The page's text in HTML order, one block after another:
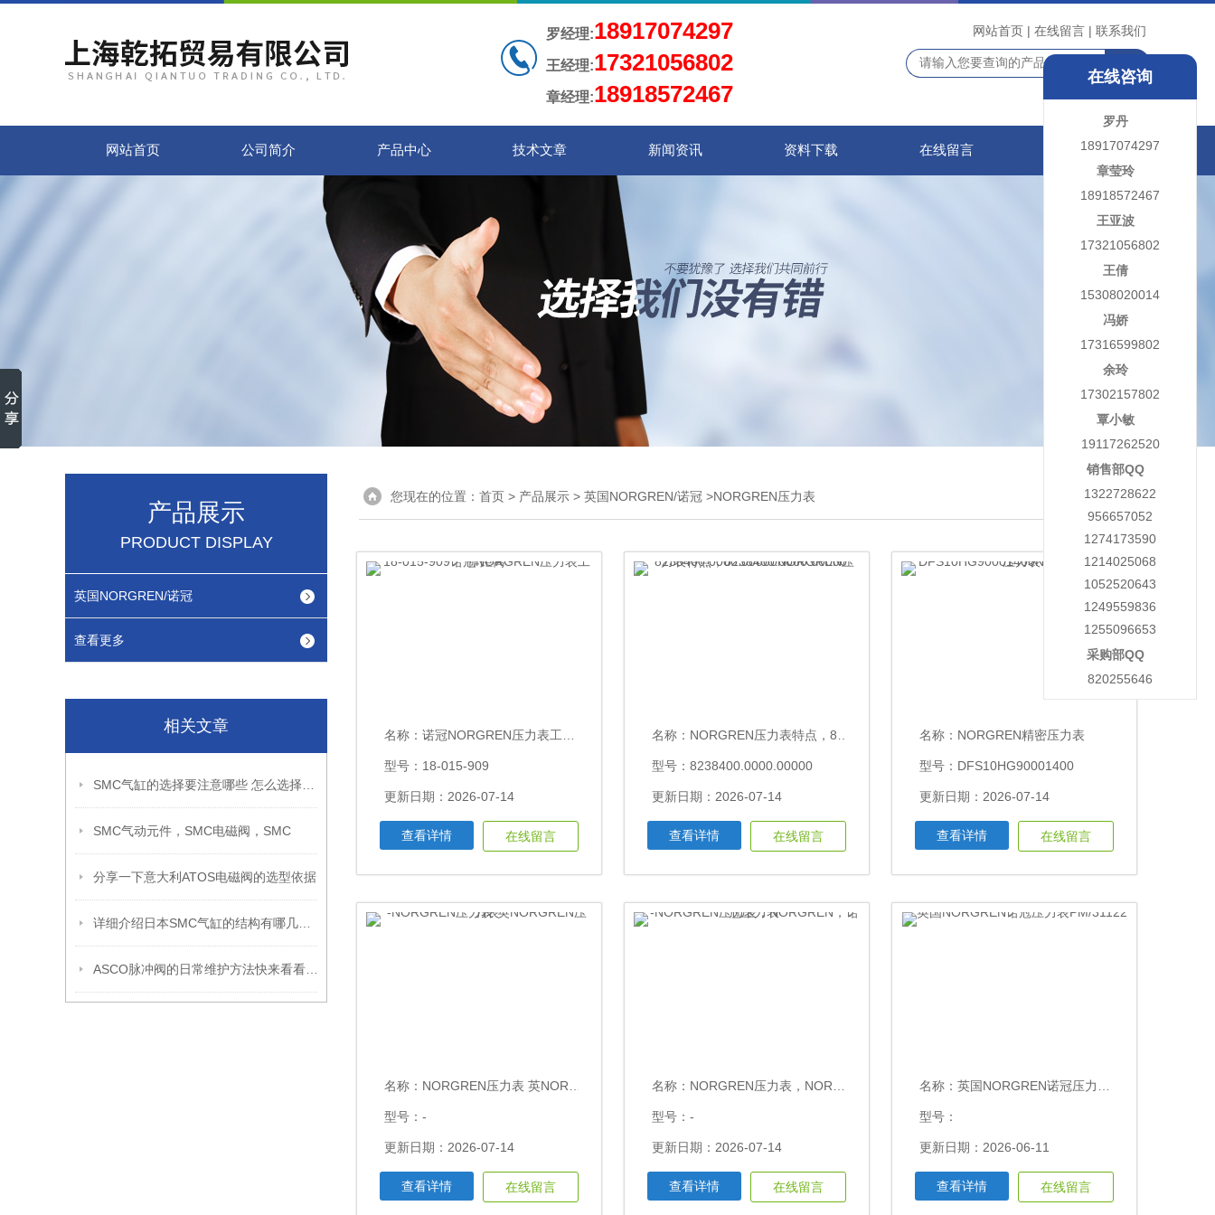
罗经理:18917074297
王经理:17321056802
章经理:18918572467
网站首页 | 在线留言 | 联系我们
网站首页 公司简介 产品中心 技术文章 新闻资讯 资料下载 在线留言 联系我们
产品展示
PRODUCT DISPLAY
英国NORGREN/诺冠
查看更多
相关文章
SMC气动元件，SMC电磁阀，SMC
分享一下意大利ATOS电磁阀的选型依据
您现在的位置： 首页 > 产品展示 > 英国NORGREN/诺冠 >NORGREN压力表
名称： 诺冠NORGREN压力表工作距离
型号：18-015-909
更新日期：2026-07-14
查看详情 在线留言
名称： NORGREN压力表特点，8238400.0000.00000
型号：8238400.0000.00000
更新日期：2026-07-14
查看详情 在线留言
名称： NORGREN精密压力表
型号：DFS10HG90001400
更新日期：2026-07-14
查看详情 在线留言
名称： NORGREN压力表 英NORGREN压力表
型号：-
更新日期：2026-07-14
查看详情 在线留言
名称： NORGREN压力表，NORGREN，诺冠压力表
型号：-
更新日期：2026-07-14
查看详情 在线留言
名称： 英国NORGREN诺冠压力表PM/31122
型号：
更新日期：2026-06-11
查看详情 在线留言
在线咨询
罗丹
18917074297
章莹玲
18918572467
王亚波
17321056802
王倩
15308020014
冯娇
17316599802
余玲
17302157802
覃小敏
19117262520
销售部QQ
1322728622
956657052
1274173590
1214025068
1052520643
1249559836
1255096653
采购部QQ
820255646